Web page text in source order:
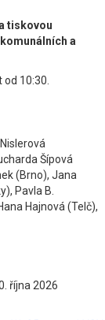
tiskovou
a
10:30.
Šípová
(Brno), Jana
Pavla B.
Hajnová (Telč),
října 2026